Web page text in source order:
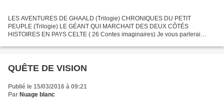
LES AVENTURES DE GHAALD (Trilogie) CHRONIQUES DU PETIT
PEUPLE (Trilogie) LE GÉANT QUI MARCHAIT DES DEUX CÔTÉS
HISTOIRES EN PAYS CELTE ( 26 Contes imaginaires) Je vous parlerai
QUÊTE DE VISION
Publié le 15/03/2016 à 09:21
Par Nuage blanc